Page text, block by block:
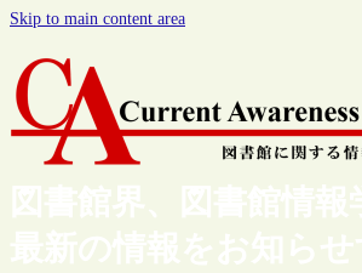
Skip to main content area
図書館界、図書館情報
最新の情報をお知ら